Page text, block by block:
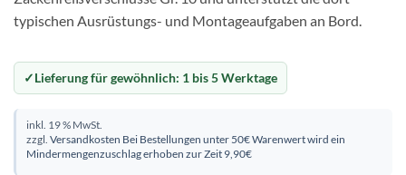
typischen Ausrüstungs- und Montageaufgaben an Bord.
Lieferung für gewöhnlich: 1 bis 5 Werktage
inkl. 19 % MwSt.
zzgl. Versandkosten Bei Bestellungen unter 50€ Warenwert wird ein
Mindermengenzuschlag erhoben zur Zeit 9,90€